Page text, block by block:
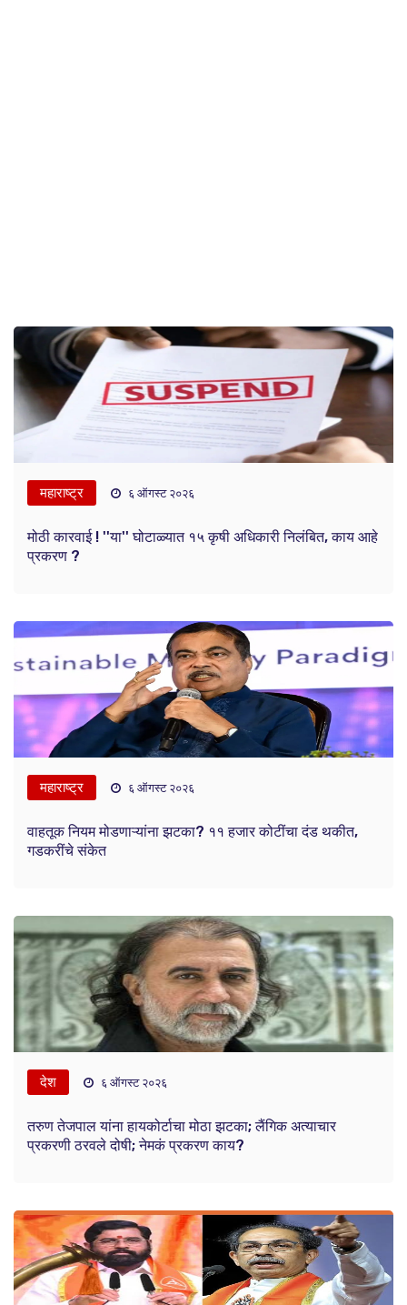
महाराष्ट्र ६ ऑगस्ट २०२६
मोठी कारवाई ! ''या'' घोटाळ्यात १५ कृषी अधिकारी निलंबित, काय आहे
प्रकरण ?
महाराष्ट्र ६ ऑगस्ट २०२६
वाहतूक नियम मोडणाऱ्यांना झटका? ११ हजार कोटींचा दंड थकीत,
गडकरींचे संकेत
देश ६ ऑगस्ट २०२६
तरुण तेजपाल यांना हायकोर्टाचा मोठा झटका; लैंगिक अत्याचार
प्रकरणी ठरवले दोषी; नेमकं प्रकरण काय?